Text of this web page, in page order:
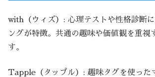
with（ウィズ）: 心理テストや性格診断
ングが特徴。共通の趣味や価値観を重視
す。
Tapple（タップル）: 趣味タグを使った